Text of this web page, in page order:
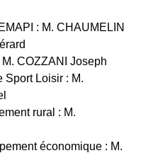
: M. CHAUMELIN
COZZANI Joseph
Sport Loisir : M.
rural : M.
économique : M.